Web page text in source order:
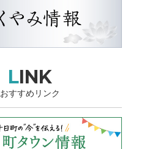
LINK
おすすめリンク